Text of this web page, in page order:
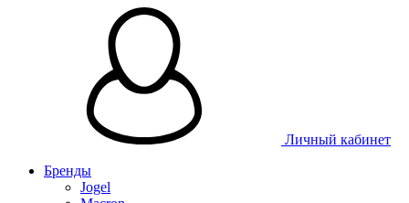
Личный кабинет
Бренды
Jogel